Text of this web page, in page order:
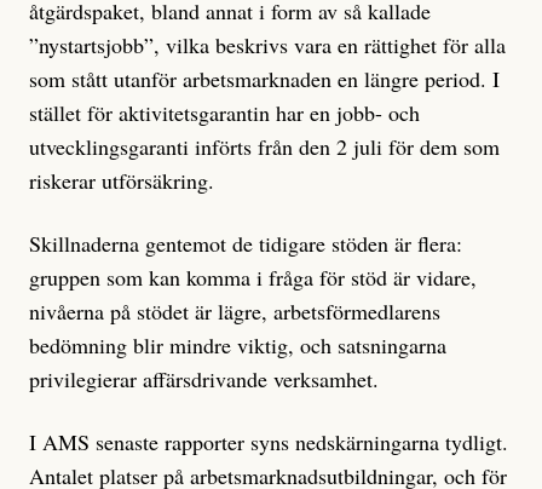
åtgärdspaket, bland annat i form av så kallade
”nystartsjobb”, vilka beskrivs vara en rättighet för alla
som stått utanför arbetsmarknaden en längre period. I
stället för aktivitetsgarantin har en jobb- och
utvecklingsgaranti införts från den 2 juli för dem som
riskerar utförsäkring.
Skillnaderna gentemot de tidigare stöden är flera:
gruppen som kan komma i fråga för stöd är vidare,
nivåerna på stödet är lägre, arbetsförmedlarens
bedömning blir mindre viktig, och satsningarna
privilegierar affärsdrivande verksamhet.
I AMS senaste rapporter syns nedskärningarna tydligt.
Antalet platser på arbetsmarknadsutbildningar, och för